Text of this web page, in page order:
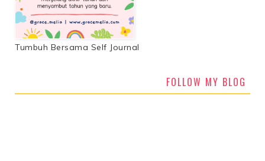
Tumbuh Bersama Self Journal
FOLLOW MY BLOG